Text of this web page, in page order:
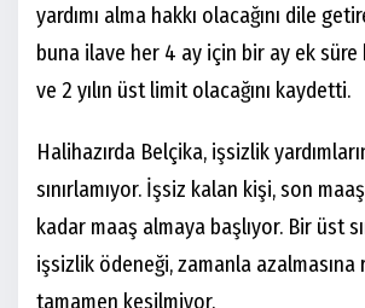
yardımı alma hakkı olacağını dile
buna ilave her 4 ay için bir ay ek süre
ve 2 yılın üst limit olacağını kaydetti.
Halihazırda Belçika, işsizlik
sınırlamıyor. İşsiz kalan kişi, son
kadar maaş almaya başlıyor. Bir üst
işsizlik ödeneği, zamanla azalmasına
tamamen kesilmiyor.